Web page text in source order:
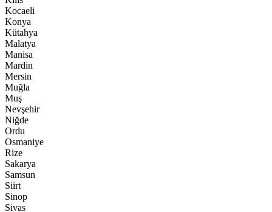
Kocaeli
Konya
Kütahya
Malatya
Manisa
Mardin
Mersin
Muğla
Muş
Nevşehir
Niğde
Ordu
Osmaniye
Rize
Sakarya
Samsun
Siirt
Sinop
Sivas